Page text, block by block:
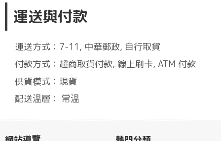
運送與付款
運送方式：7-11, 中華郵政, 自行取貨
付款方式：超商取貨付款, 線上刷卡, ATM 付款
供貨模式：現貨
配送溫層： 常溫